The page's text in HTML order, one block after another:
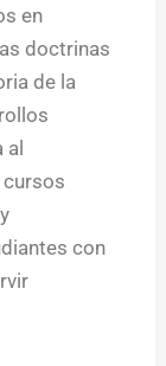
en
doctrinas
de la
con